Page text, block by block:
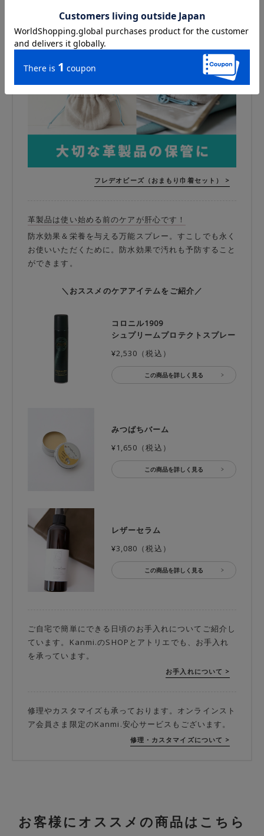
＼大事な革製品をまもるおまもり巾着付／
フレデオビーズ（おまもり巾着セット） >
革製品は使い始める前のケアが肝心です！
防水効果＆栄養を与える万能スプレー。すこしでも永く
お使いいただくために。防水効果で汚れも予防すること
ができます。
＼おススメのケアアイテムをご紹介／
コロニル1909
シュプリームプロテクトスプレー
¥2,530（税込）
この商品を詳しく見る
みつばちバーム
¥1,650（税込）
この商品を詳しく見る
レザーセラム
¥3,080（税込）
この商品を詳しく見る
ご自宅で簡単にできる日頃のお手入れについてご紹介し
ています。Kanmi.のSHOPとアトリエでも、お手入れ
を承っています。
お手入れについて >
修理やカスタマイズも承っております。オンラインスト
ア会員さま限定のKanmi.安心サービスもございます。
修理・カスタマイズについて >
お客様にオススメの商品はこちら